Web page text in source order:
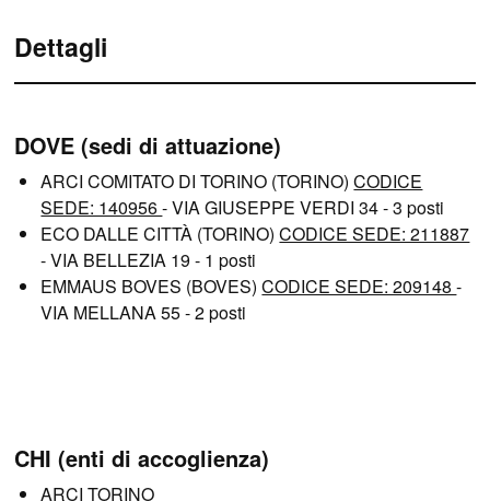
Dettagli
CHI (enti di accoglienza)
ARCI TORINO
DOVE (sedi di attuazione)
ARCI COMITATO DI TORINO (TORINO)CODICE
SEDE: 140956- VIA GIUSEPPE VERDI 34 - 3 posti
ECO DALLE CITTÀ (TORINO)CODICE SEDE: 211887
- VIA BELLEZIA 19 - 1 posti
EMMAUS BOVES (BOVES)CODICE SEDE: 209148-
VIA MELLANA 55 - 2 posti